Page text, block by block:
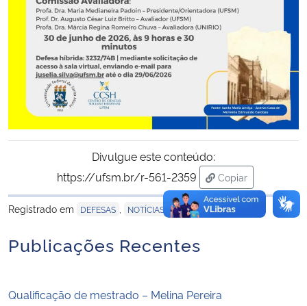
Banco Central do Brasil
Divulgue este conteúdo:
https://ufsm.br/r-561-2359
Copiar
para área de
Registrado em
DEFESAS NOTÍCIAS
Publicações Recentes
Qualificação de mestrado – Melina Pereira